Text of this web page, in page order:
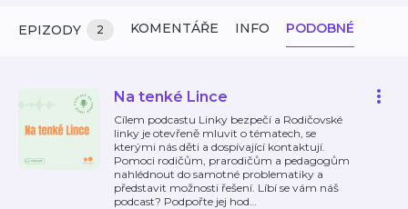
EPIZODY 2 KOMENTÁŘE INFO PODOBNÉ
Na tenké Lince
Cílem podcastu Linky bezpečí a Rodičovské
linky je otevřeně mluvit o tématech, se
kterými nás děti a dospívající kontaktují.
Pomoci rodičům, prarodičům a pedagogům
nahlédnout do samotné problematiky a
představit možnosti řešení. Líbí se vám náš
podcast? Podpořte jej hod…